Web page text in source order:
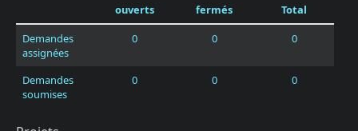
ouverts fermés
Total
Demandes
assignées
0 0 0
Demandes
soumises
0 0 0